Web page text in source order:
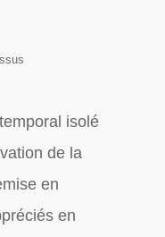
isolé
de la
en
en